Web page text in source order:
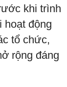
khi trình
hoạt động
tổ chức,
rộng đáng